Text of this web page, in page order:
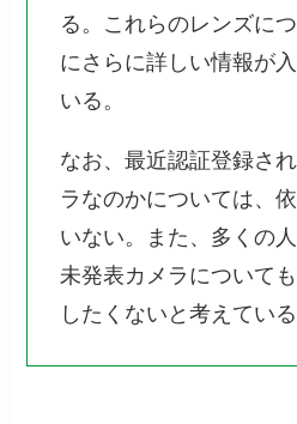
る。これらのレンズに
にさらに詳しい情報が
いる。
なお、最近認証登録さ
ラなのかについては、
いない。また、多くの
未発表カメラについて
したくないと考えている